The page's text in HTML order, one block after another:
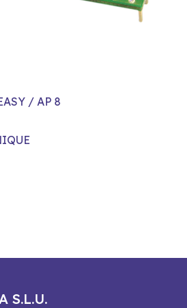
/ AP 8
S.L.U.